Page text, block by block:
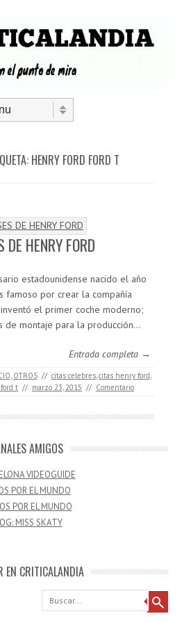
HENRY FORD FORD T
DE HENRY FORD
estadounidense nacido el año
famoso por crear la compañía
el primer coche moderno;
de montaje para la producción…
Entrada completa →
, OTROS // citas celebres,citas henry ford,
t // marzo 23, 2015 // Comentario
AMIGOS
VIDEOGUIDE
POR EL MUNDO
POR EL MUNDO
MISS SKATY
EN CRITICALANDIA
Buscar